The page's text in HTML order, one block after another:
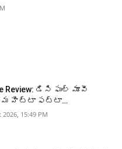
Review: డిసి ఫుల్ మూవీ
హిట్టా ఫట్టా…
15:49 PM